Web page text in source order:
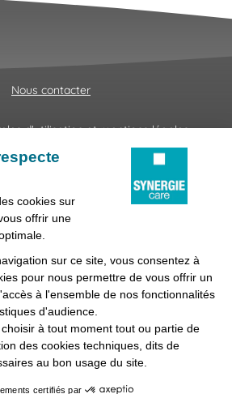
Nous contacter
d'utilisation et mentions légales
& Hameçonnages
Lanceur d'alertes
des cookies
d'agences d'emploi spécialisées dans
médical et paramédical, filiale du
groupe Synergie.